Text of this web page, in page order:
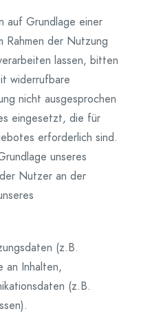
auf Grundlage einer
Rahmen der Nutzung
lassen, bitten
widerrufbare
nicht ausgesprochen
eingesetzt, die für
erforderlich sind.
unseres
Nutzer an der
(z.B.
an Inhalten,
(z.B.